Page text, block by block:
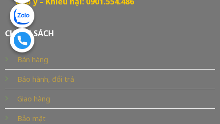
CHÍNH SÁCH
Bán hàng
Bảo hành, đổi trả
Giao hàng
Bảo mật